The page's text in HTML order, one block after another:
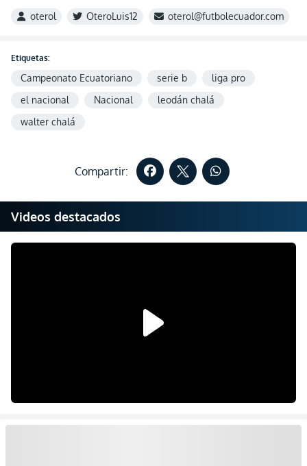
oterol OteroLuis12 oterol@futbolecuador.com
Etiquetas:
Campeonato Ecuatoriano serie b
liga pro
el nacional
Nacional
leodán chalá
walter chalá
Compartir:
Videos destacados